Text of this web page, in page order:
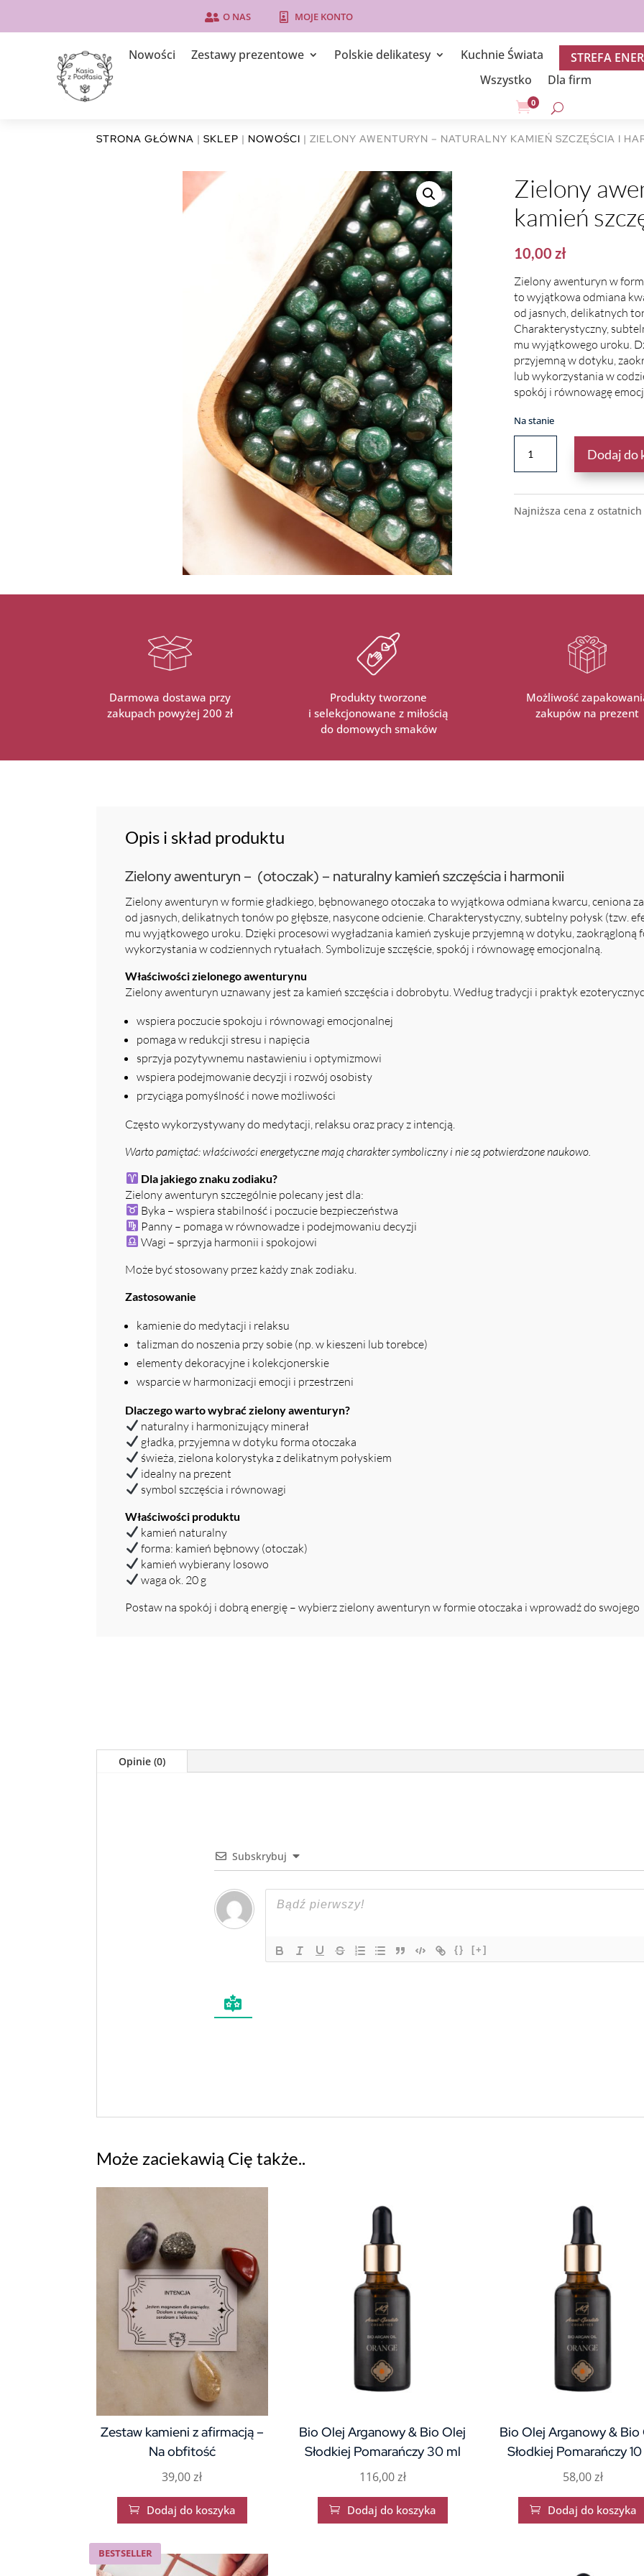
 O NAS  MOJE KONTO
Nowości Zestawy prezentowe Polskie delikatesy Kuchnie Świata
STREFA
Wszystko
Dla firm
0
STRONA GŁÓWNA |SKLEP | NOWOŚCI | ZIELONY AWENTURYN – NATURALNY KAMIEŃ SZCZĘŚCIA I
Zielony
kamień
10,00 zł
Zielony awenturyn w
to wyjątkowa odmiana
od jasnych, delikatnych
Charakterystyczny,
mu wyjątkowego uroku.
przyjemną w dotyku,
lub wykorzystania w
spokój i równowagę
Na stanie
ZIELONY
AWENTURYN
–
NATURALNY
KAMIEŃ
Dodaj do
Najniższa cena z
Darmowa dostawa przy
zakupach powyżej 200 zł
Produkty tworzone
i selekcjonowane z miłością
do domowych smaków
Możliwość
zakupów na prezent
Opis i skład produktu
Zielony awenturyn – (otoczak) – naturalny kamień szczęścia i harmonii
Zielony awenturyn w formie gładkiego, bębnowanego otoczaka to wyjątkowa odmiana kwarcu, ceniona
od jasnych, delikatnych tonów po głębsze, nasycone odcienie. Charakterystyczny, subtelny połysk (tzw.
mu wyjątkowego uroku. Dzięki procesowi wygładzania kamień zyskuje przyjemną w dotyku, zaokrągloną
wykorzystania w codziennych rytuałach. Symbolizuje szczęście, spokój i równowagę emocjonalną.
Właściwości zielonego awenturynu
Zielony awenturyn uznawany jest za kamień szczęścia i dobrobytu. Według tradycji i praktyk
wspiera poczucie spokoju i równowagi emocjonalnej
pomaga w redukcji stresu i napięcia
sprzyja pozytywnemu nastawieniu i optymizmowi
wspiera podejmowanie decyzji i rozwój osobisty
przyciąga pomyślność i nowe możliwości
Często wykorzystywany do medytacji, relaksu oraz pracy z intencją.
Warto pamiętać: właściwości energetyczne mają charakter symboliczny i nie są potwierdzone naukowo.
Dla jakiego znaku zodiaku?
Zielony awenturyn szczególnie polecany jest dla:
Byka – wspiera stabilność i poczucie bezpieczeństwa
Panny – pomaga w równowadze i podejmowaniu decyzji
Wagi – sprzyja harmonii i spokojowi
Może być stosowany przez każdy znak zodiaku.
Zastosowanie
kamienie do medytacji i relaksu
talizman do noszenia przy sobie (np. w kieszeni lub torebce)
elementy dekoracyjne i kolekcjonerskie
wsparcie w harmonizacji emocji i przestrzeni
Dlaczego warto wybrać zielony awenturyn?
naturalny i harmonizujący minerał
gładka, przyjemna w dotyku forma otoczaka
świeża, zielona kolorystyka z delikatnym połyskiem
idealny na prezent
symbol szczęścia i równowagi
Właściwości produktu
kamień naturalny
forma: kamień bębnowy (otoczak)
kamień wybierany losowo
waga ok. 20 g
Postaw na spokój i dobrą energię – wybierz zielony awenturyn w formie otoczaka i wprowadź do swojego
Opinie (0)
Subskrybuj
{} [+]
Może zaciekawią Cię także..
Zestaw kamieni z afirmacją –
Na obfitość
39,00zł
 Dodaj do koszyka
Bio Olej Arganowy & Bio Olej
Słodkiej Pomarańczy 30 ml
116,00zł
 Dodaj do koszyka
Bio Olej Arganowy & Bio
Słodkiej Pomarańczy
58,00zł
 Dodaj do koszyka
BESTSELLER